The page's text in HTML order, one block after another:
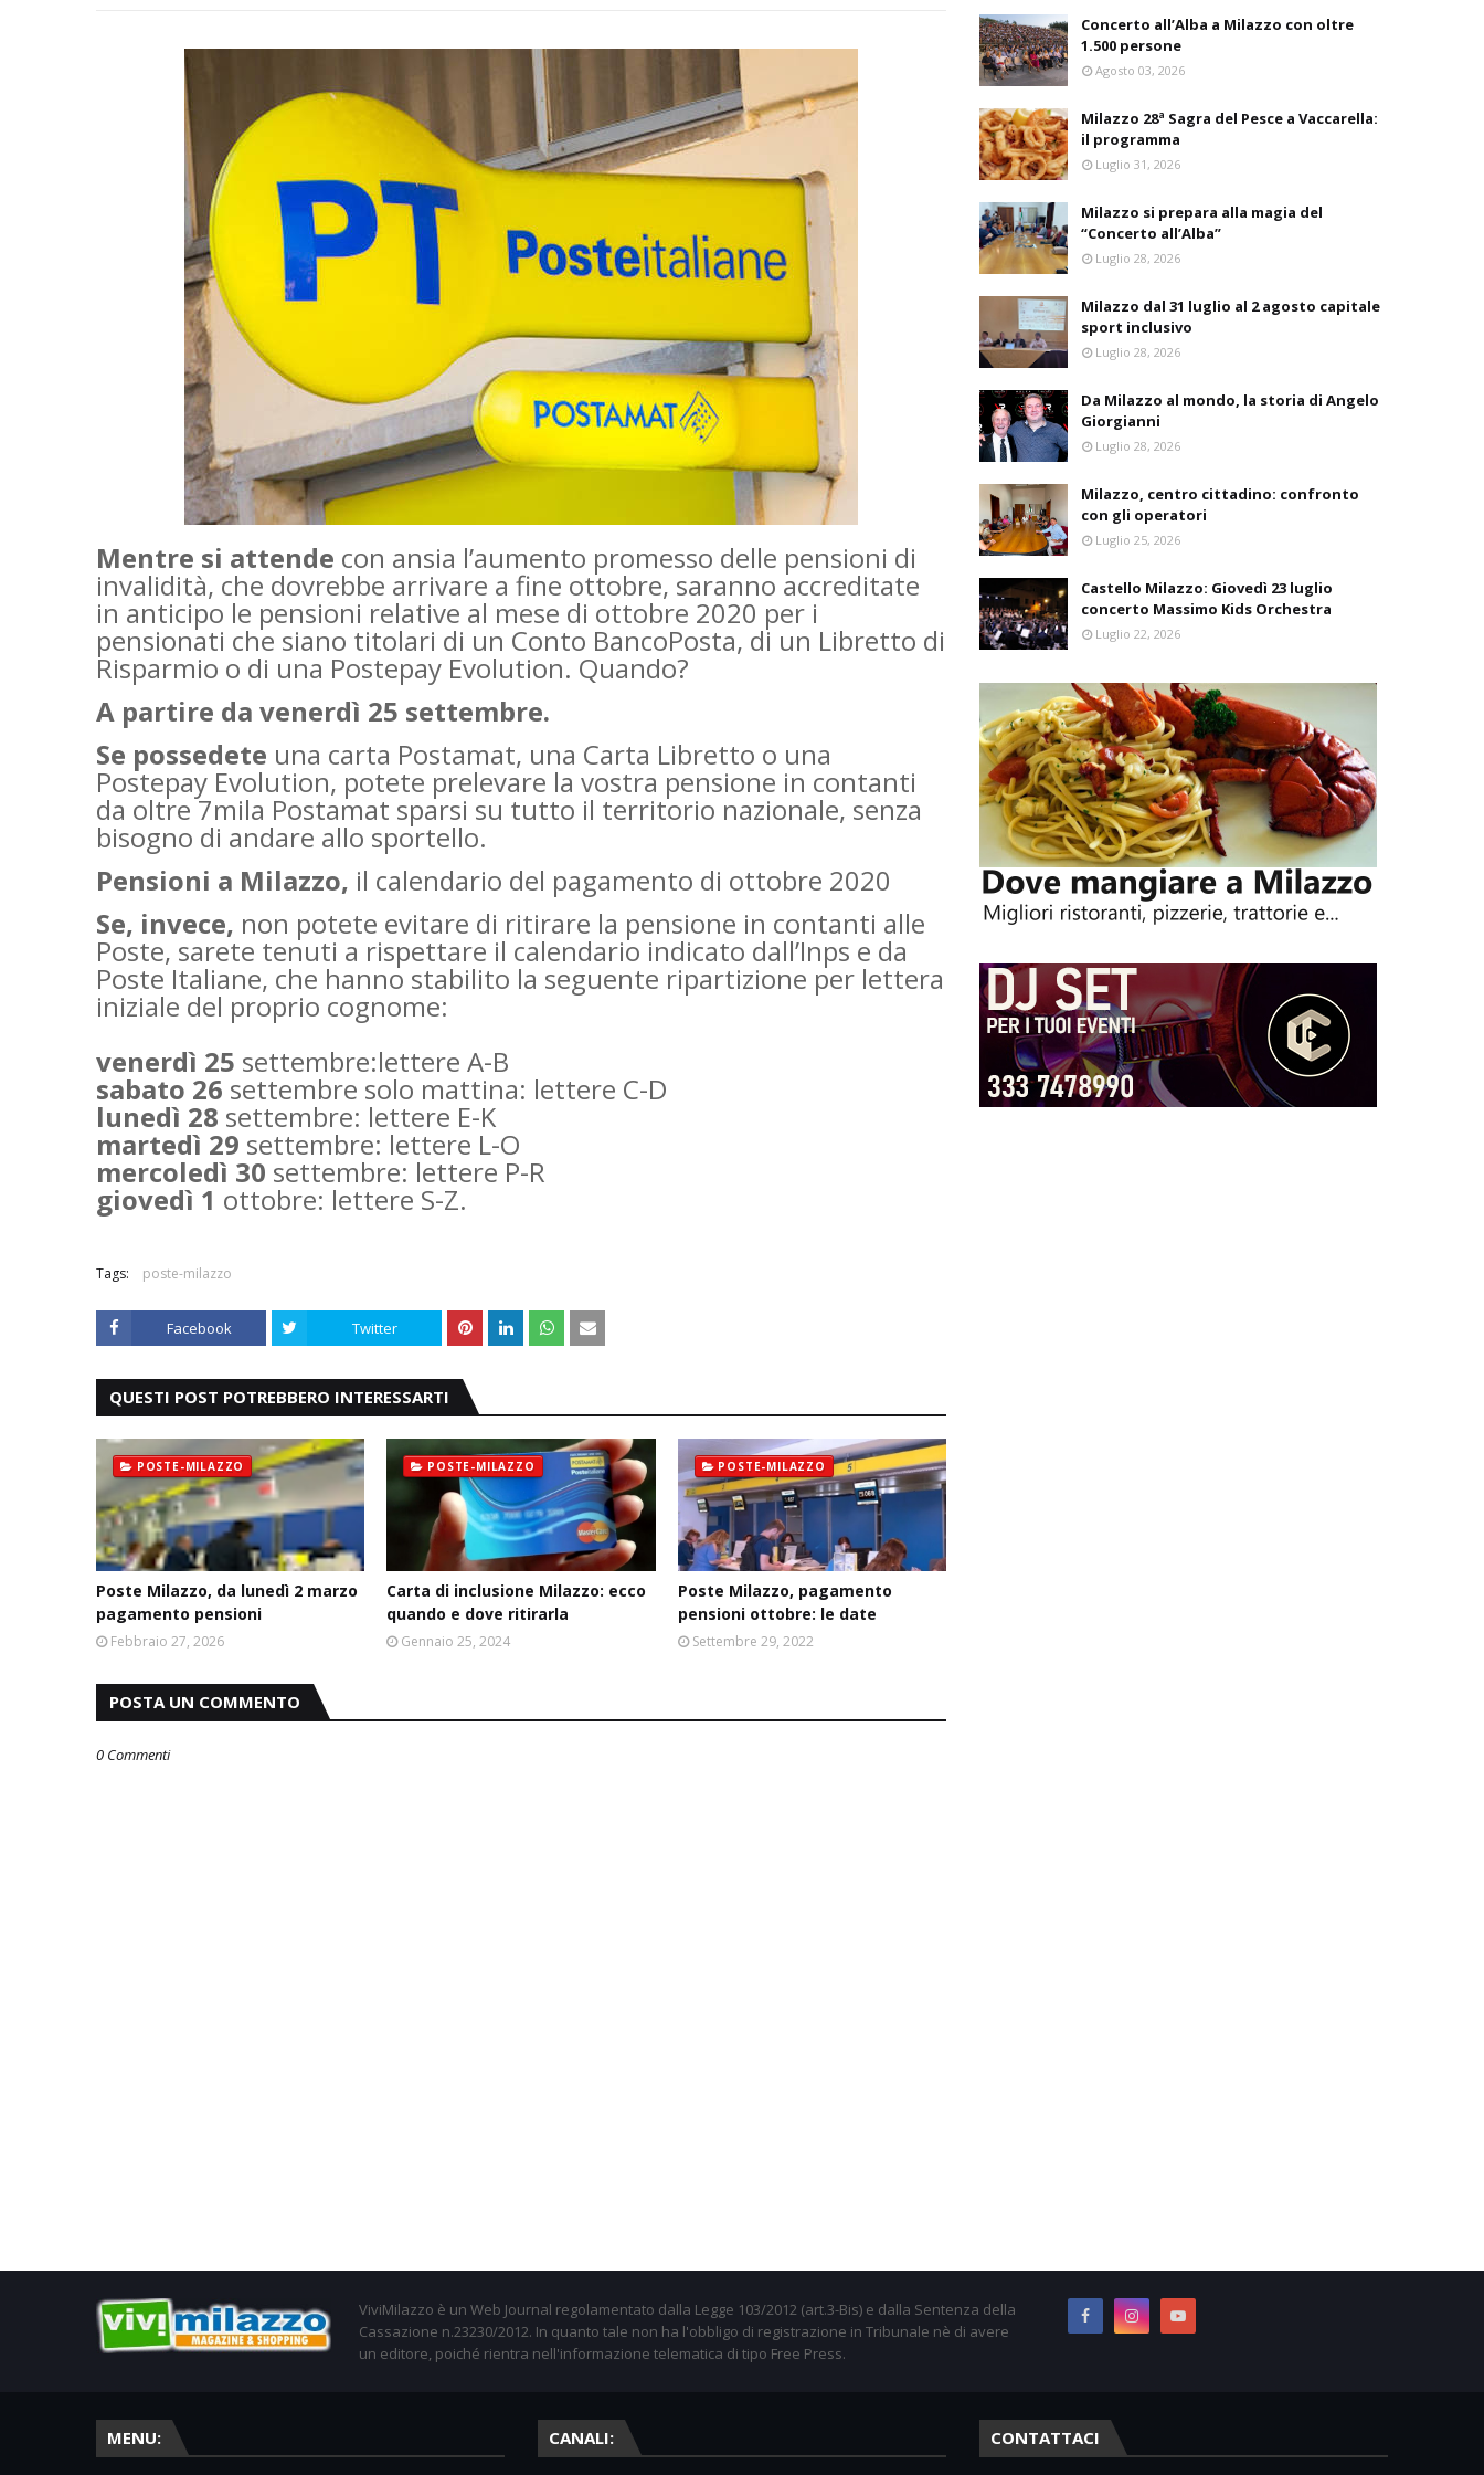
Mentre si attende con ansia l’aumento promesso delle pensioni di
invalidità, che dovrebbe arrivare a fine ottobre, saranno accreditate
in anticipo le pensioni relative al mese di ottobre 2020 per i
pensionati che siano titolari di un Conto BancoPosta, di un Libretto di
Risparmio o di una Postepay Evolution. Quando?
A partire da venerdì 25 settembre.
Se possedete una carta Postamat, una Carta Libretto o una
Postepay Evolution, potete prelevare la vostra pensione in contanti
da oltre 7mila Postamat sparsi su tutto il territorio nazionale, senza
bisogno di andare allo sportello.
Pensioni a Milazzo, il calendario del pagamento di ottobre 2020
Se, invece, non potete evitare di ritirare la pensione in contanti alle
Poste, sarete tenuti a rispettare il calendario indicato dall’Inps e da
Poste Italiane, che hanno stabilito la seguente ripartizione per lettera
iniziale del proprio cognome:
venerdì 25 settembre:lettere A-B
sabato 26 settembre solo mattina: lettere C-D
lunedì 28 settembre: lettere E-K
martedì 29 settembre: lettere L-O
mercoledì 30 settembre: lettere P-R
giovedì 1 ottobre: lettere S-Z.
Tags: poste-milazzo
Facebook Twitter
QUESTI POST POTREBBERO INTERESSARTI
POSTE-MILAZZO
Poste Milazzo, da lunedì 2 marzo
pagamento pensioni
Febbraio 27, 2026
POSTE-MILAZZO
Carta di inclusione Milazzo: ecco
quando e dove ritirarla
Gennaio 25, 2024
POSTE-MILAZZO
Poste Milazzo, pagamento
pensioni ottobre: le date
Settembre 29, 2022
POSTA UN COMMENTO
0 Commenti
Concerto all’Alba a Milazzo con oltre
1.500 persone
Agosto 03, 2026
Milazzo 28ª Sagra del Pesce a Vaccarella:
il programma
Luglio 31, 2026
Milazzo si prepara alla magia del
“Concerto all’Alba”
Luglio 28, 2026
Milazzo dal 31 luglio al 2 agosto capitale
sport inclusivo
Luglio 28, 2026
Da Milazzo al mondo, la storia di Angelo
Giorgianni
Luglio 28, 2026
Milazzo, centro cittadino: confronto
con gli operatori
Luglio 25, 2026
Castello Milazzo: Giovedì 23 luglio
concerto Massimo Kids Orchestra
Luglio 22, 2026
ViviMilazzo è un Web Journal regolamentato dalla Legge 103/2012 (art.3-Bis) e dalla Sentenza della
Cassazione n.23230/2012. In quanto tale non ha l'obbligo di registrazione in Tribunale nè di avere
un editore, poiché rientra nell'informazione telematica di tipo Free Press.
MENU: CANALI: CONTATTACI